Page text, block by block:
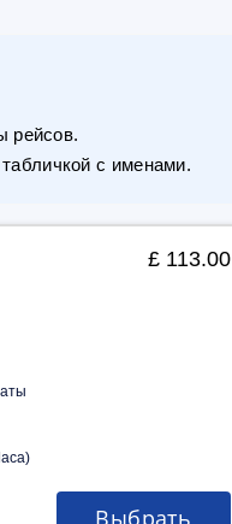
рейсов.
с именами.
£ 113.00
Выбрать